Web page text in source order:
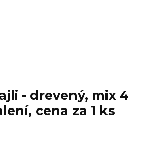
- drevený, mix 4
cena za 1 ks